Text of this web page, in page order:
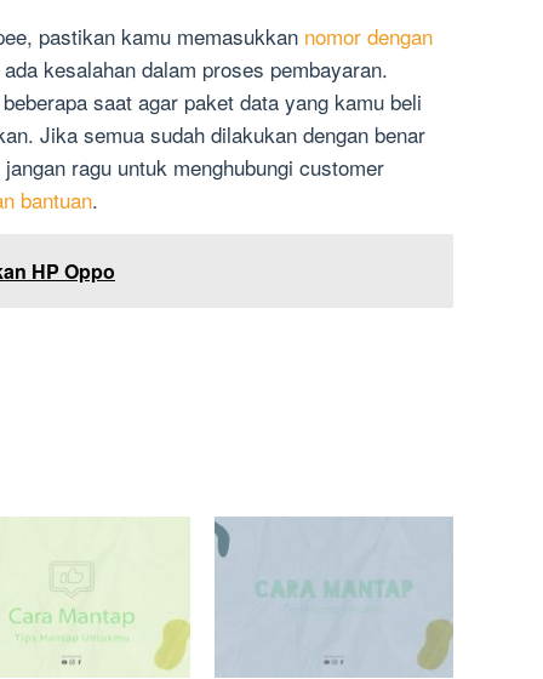
pastikan kamu memasukkan nomor dengan
kesalahan dalam proses pembayaran.
saat agar paket data yang kamu beli
Jika semua sudah dilakukan dengan benar
ragu untuk menghubungi customer
bantuan.
HP Oppo